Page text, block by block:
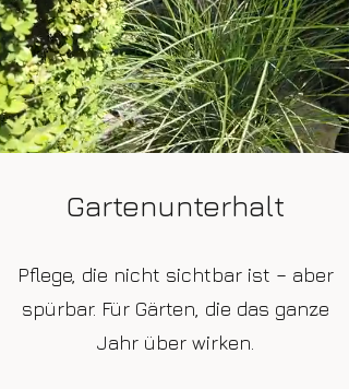
Gartenunterhalt
Pflege, die nicht sichtbar ist – aber
spürbar. Für Gärten, die das ganze
Jahr über wirken.